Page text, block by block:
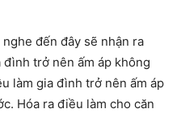
đến đây sẽ nhận ra
trở nên ấm áp không
làm gia đình trở nên ấm áp
Hóa ra điều làm cho căn